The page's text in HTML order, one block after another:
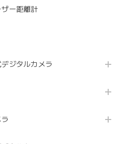
ザー距離計
デジタルカメラ
ラ